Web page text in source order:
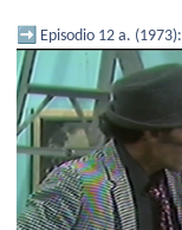
➡️ Episodio 12 a. (1973):